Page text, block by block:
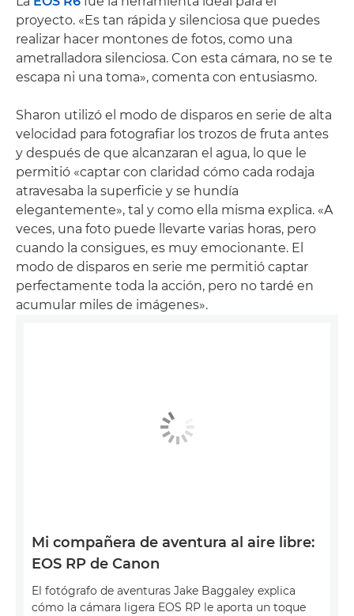
proyecto. «Es tan rápida y silenciosa que puedes
realizar hacer montones de fotos, como una
ametralladora silenciosa. Con esta cámara, no se te
escapa ni una toma», comenta con entusiasmo.
Sharon utilizó el modo de disparos en serie de alta
velocidad para fotografiar los trozos de fruta antes
y después de que alcanzaran el agua, lo que le
permitió «captar con claridad cómo cada rodaja
atravesaba la superficie y se hundía
elegantemente», tal y como ella misma explica. «A
veces, una foto puede llevarte varias horas, pero
cuando la consigues, es muy emocionante. El
modo de disparos en serie me permitió captar
perfectamente toda la acción, pero no tardé en
acumular miles de imágenes».
Mi compañera de aventura al aire libre:
EOS RP de Canon
El fotógrafo de aventuras Jake Baggaley explica
cómo la cámara ligera EOS RP le aporta un toque